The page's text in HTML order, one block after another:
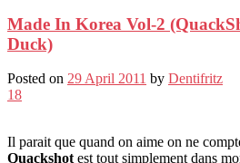
Made In Korea Vol-2
Duck)
Posted on 29 April 2011 by Dentifritz
18
Il parait que quand on aime on ne
Quackshot est tout simplement dans